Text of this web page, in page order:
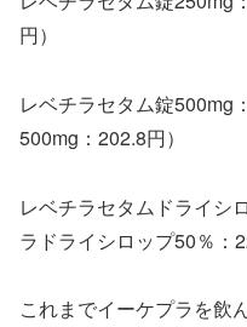
円）
レベチラセタム錠500mg
500mg：202.8円）
レベチラセタムドライシ
ラドライシロップ50％：
これまでイーケプラを飲